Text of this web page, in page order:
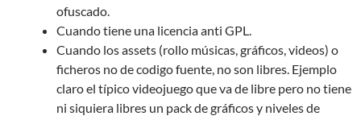
ofuscado.
Cuando tiene una licencia anti GPL.
Cuando los assets (rollo músicas, gráficos, videos) o
ficheros no de codigo fuente, no son libres. Ejemplo
claro el típico videojuego que va de libre pero no tiene
ni siquiera libres un pack de gráficos y niveles de